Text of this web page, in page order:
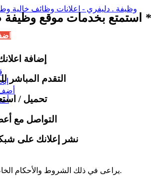
استمتع بخدمات موقع وظيفة *
إضافة
التقدم المباشر
تحميل /
التواصل مع
نشر إعلانك على
* يراعى في ذلك الشروط والأحكام الخاصة باستخدام الموقع.